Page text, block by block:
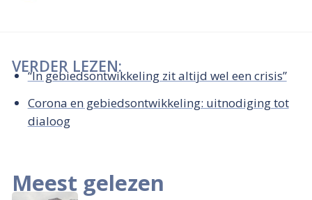
VERDER LEZEN:
“In gebiedsontwikkeling zit altijd wel een crisis”
Corona en gebiedsontwikkeling: uitnodiging tot
dialoog
Meest gelezen